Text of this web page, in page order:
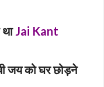
थाJai Kant
जय को घर छोड़ने